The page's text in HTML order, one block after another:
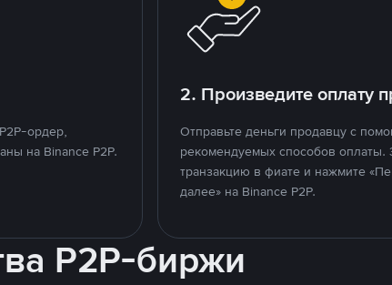
ордер,
на Binance P2P.
2. Произведите оплату
Отправьте деньги продавцу с
рекомендуемых способов оплаты.
транзакцию в фиате и нажмите
далее» на Binance P2P.
P2P-биржи